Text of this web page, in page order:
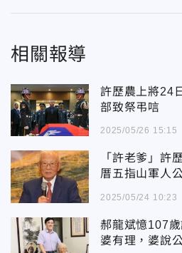
相關報導
許歷農上將24
部致祭弔唁
2025/05/26 15:15
「許老爹」許
厝五指山軍人
2025/05/24 10:23
郝龍斌憶107
婆有理，婆說